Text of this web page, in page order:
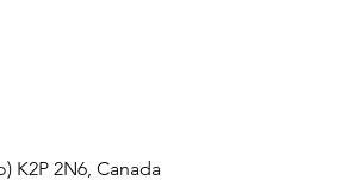
K2P 2N6, Canada